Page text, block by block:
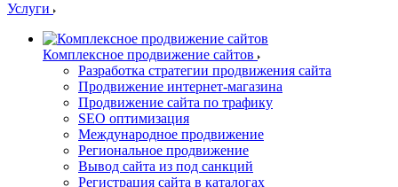
Услуги
Комплексное продвижение сайтов
Разработка стратегии продвижения сайта
Продвижение интернет-магазина
Продвижение сайта по трафику
SEO оптимизация
Международное продвижение
Региональное продвижение
Вывод сайта из под санкций
Регистрация сайта в каталогах